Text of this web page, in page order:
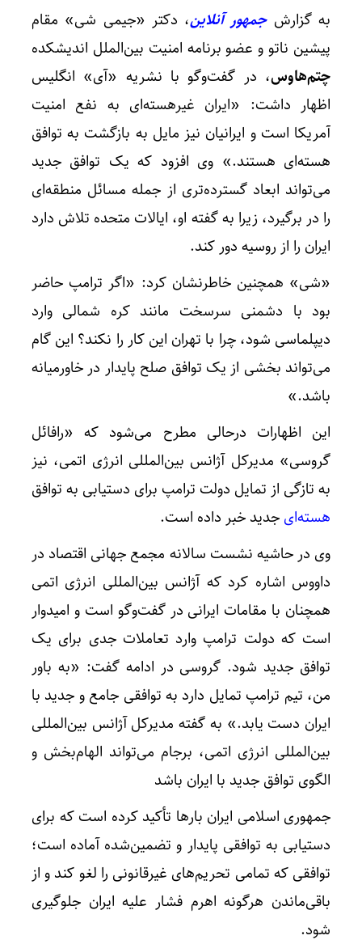
به گزارشجمهور آنلاین، دکتر «جیمی شی» مقام
پیشین ناتو و عضو برنامه امنیت بین‌الملل اندیشکده
چتم‌هاوس، در گفت‌وگو با نشریه «آی» انگلیس
اظهار داشت: «ایران غیرهسته‌ای به نفع امنیت
آمریکا است و ایرانیان نیز مایل به بازگشت به توافق
هسته‌ای هستند.» وی افزود که یک توافق جدید
می‌تواند ابعاد گسترده‌تری از جمله مسائل منطقه‌ای
را در برگیرد، زیرا به گفته او، ایالات متحده تلاش دارد
ایران را از روسیه دور کند.
«شی» همچنین خاطرنشان کرد: «اگر ترامپ حاضر
بود با دشمنی سرسخت مانند کره شمالی وارد
دیپلماسی شود، چرا با تهران این کار را نکند؟ این گام
می‌تواند بخشی از یک توافق صلح پایدار در خاورمیانه
باشد.»
این اظهارات درحالی مطرح می‌شود که «رافائل
گروسی» مدیرکل آژانس بین‌المللی انرژی اتمی، نیز
به تازگی از تمایل دولت ترامپ برای دستیابی به توافق
هسته‌ای جدید خبر داده است.
وی در حاشیه نشست سالانه مجمع جهانی اقتصاد در
داووس اشاره کرد که آژانس بین‌المللی انرژی اتمی
همچنان با مقامات ایرانی در گفت‌وگو است و امیدوار
است که دولت ترامپ وارد تعاملات جدی برای یک
توافق جدید شود. گروسی در ادامه گفت: «به باور
من، تیم ترامپ تمایل دارد به توافقی جامع و جدید با
ایران دست یابد.» به گفته مدیرکل آژانس بین‌المللی
بین‌المللی انرژی اتمی، برجام می‌تواند الهام‌بخش و
الگوی توافق جدید با ایران باشد
جمهوری اسلامی ایران بارها تأکید کرده است که برای
دستیابی به توافقی پایدار و تضمین‌شده آماده است؛
توافقی که تمامی تحریم‌های غیرقانونی را لغو کند و از
باقی‌ماندن هرگونه اهرم فشار علیه ایران جلوگیری
شود.